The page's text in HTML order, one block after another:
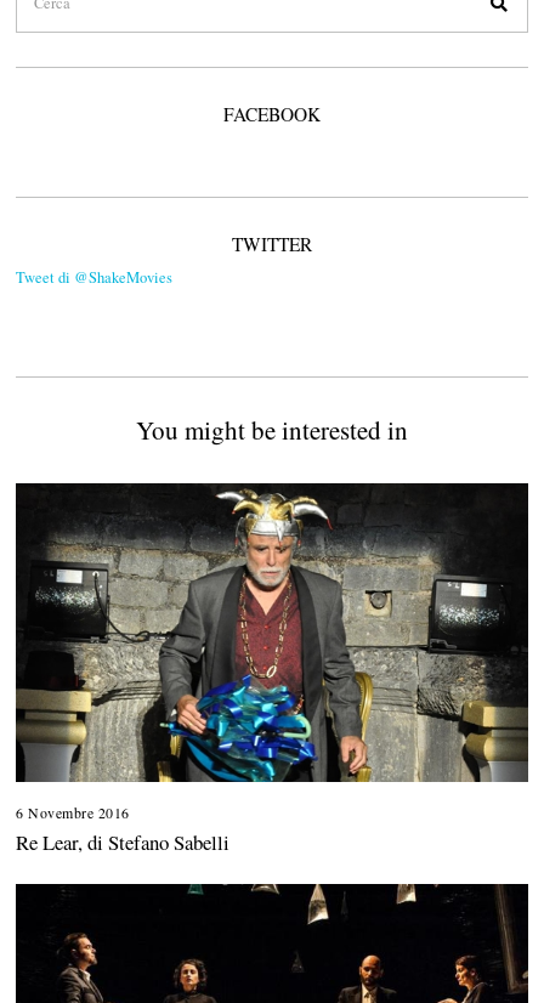
FACEBOOK
TWITTER
Tweet di @ShakeMovies
You might be interested in
6 Novembre 2016
Re Lear, di Stefano Sabelli